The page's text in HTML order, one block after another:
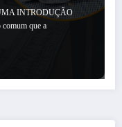
INTRODUÇÃO
que a